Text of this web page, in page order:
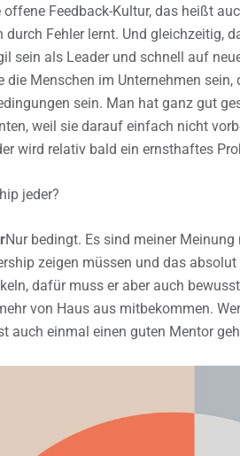
offene Feedback-Kultur, das heißt
durch Fehler lernt. Und gleichzeitig,
sein als Leader und schnell auf
die Menschen im Unternehmen
sein. Man hat ganz gut
weil sie darauf einfach nicht
wird relativ bald ein ernsthaftes
jeder?
Nur bedingt. Es sind meiner
zeigen müssen und das
dafür muss er aber auch
von Haus aus mitbekommen.
auch einmal einen guten Mentor